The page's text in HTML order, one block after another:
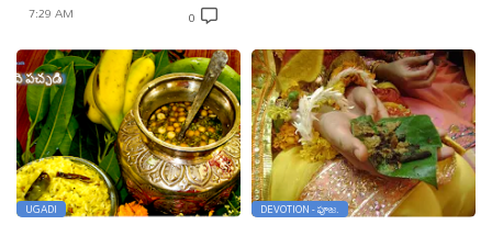
7:29 AM 0
UGADI DEVOTION - పూజ.